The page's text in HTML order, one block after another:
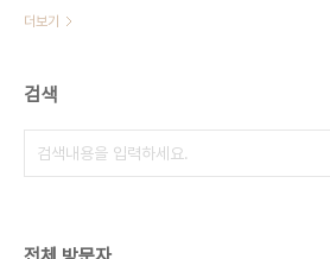
더보기
검색